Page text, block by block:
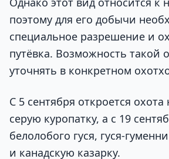
поэтому для его добычи
специальное разрешение и
путёвка. Возможность такой
уточнять в конкретном
С 5 сентября откроется
серую куропатку, а с 19
белолобого гуся, гуся-
и канадскую казарку.